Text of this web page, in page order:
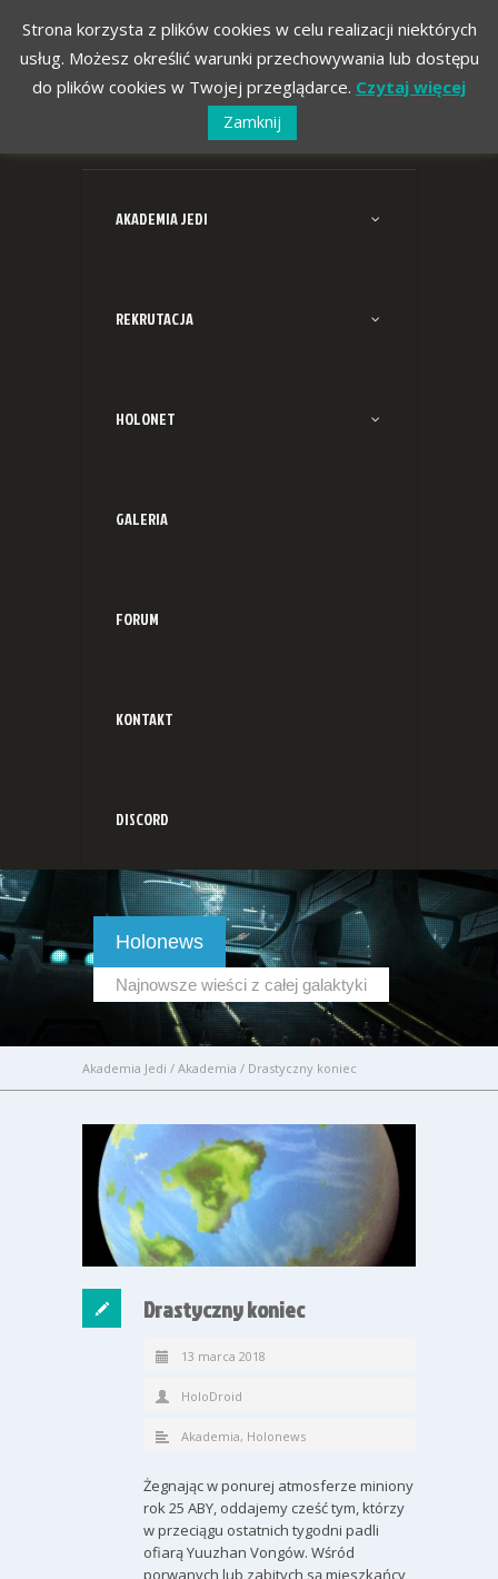
AKADEMIA JEDI
REKRUTACJA
HOLONET
GALERIA
FORUM
KONTAKT
DISCORD
Holonews
Najnowsze wieści z całej galaktyki
Akademia Jedi / Akademia / Drastyczny koniec
Drastyczny koniec
13 marca 2018
HoloDroid
Akademia, Holonews
Żegnając w ponurej atmosferze miniony
rok 25 ABY, oddajemy cześć tym, którzy
w przeciągu ostatnich tygodni padli
ofiarą Yuuzhan Vongów. Wśród
porwanych lub zabitych są mieszkańcy
Strona korzysta z plików cookies w celu realizacji niektórych
usług. Możesz określić warunki przechowywania lub dostępu
do plików cookies w Twojej przeglądarce. Czytaj więcej
Zamknij